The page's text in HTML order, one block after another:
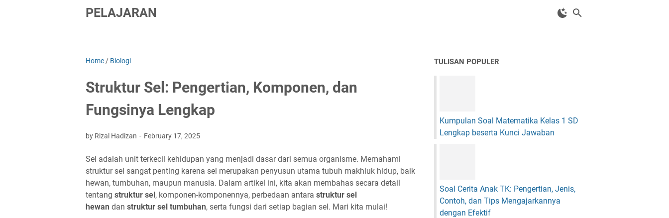
PELAJARAN
Home / Biologi
Struktur Sel: Pengertian, Komponen, dan
Fungsinya Lengkap
by Rizal Hadizan February 17, 2025
Sel adalah unit terkecil kehidupan yang menjadi dasar dari semua organisme. Memahami
struktur sel sangat penting karena sel merupakan penyusun utama tubuh makhluk hidup, baik
hewan, tumbuhan, maupun manusia. Dalam artikel ini, kita akan membahas secara detail
tentang struktur sel, komponen-komponennya, perbedaan antara struktur sel
hewan dan struktur sel tumbuhan, serta fungsi dari setiap bagian sel. Mari kita mulai!
TULISAN POPULER
Kumpulan Soal Matematika Kelas 1 SD
Lengkap beserta Kunci Jawaban
Soal Cerita Anak TK: Pengertian, Jenis,
Contoh, dan Tips Mengajarkannya
dengan Efektif